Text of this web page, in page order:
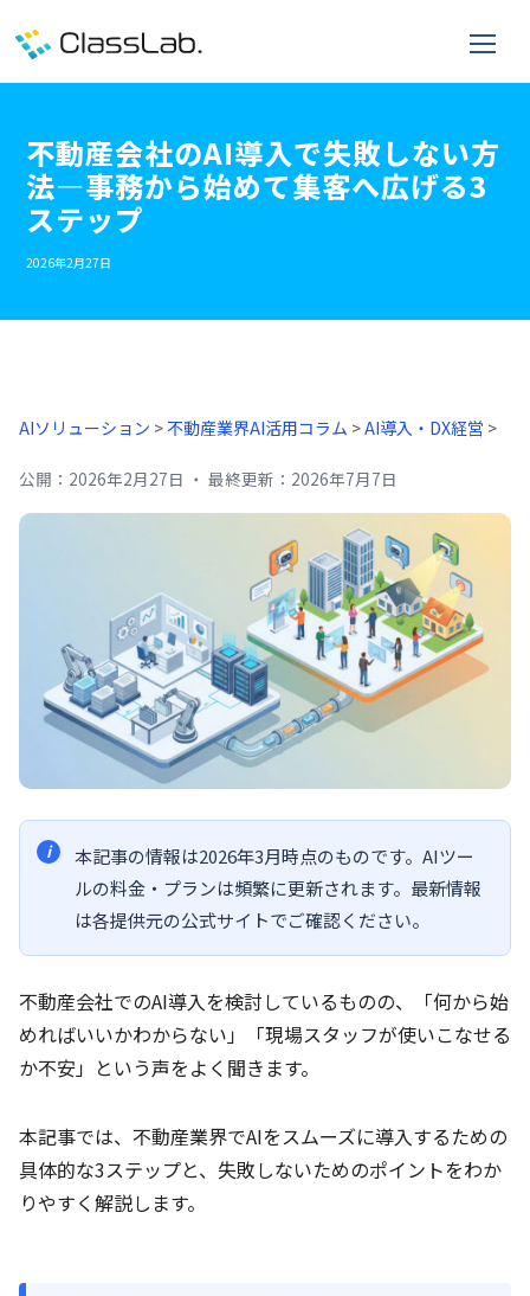
不動産会社のAI導入で失敗しない方
法―事務から始めて集客へ広げる3
ステップ
2026年2月27日
AIソリューション >不動産業界AI活用コラム >AI導入・DX経営 >
公開： 2026年2月27日 ・ 最終更新： 2026年7月7日
本記事の情報は2026年3月時点のものです。AIツー
ルの料金・プランは頻繁に更新されます。最新情報
は各提供元の公式サイトでご確認ください。
不動産会社でのAI導入を検討しているものの、「何から始
めればいいかわからない」「現場スタッフが使いこなせる
か不安」という声をよく聞きます。
本記事では、不動産業界でAIをスムーズに導入するための
具体的な3ステップと、失敗しないためのポイントをわか
りやすく解説します。